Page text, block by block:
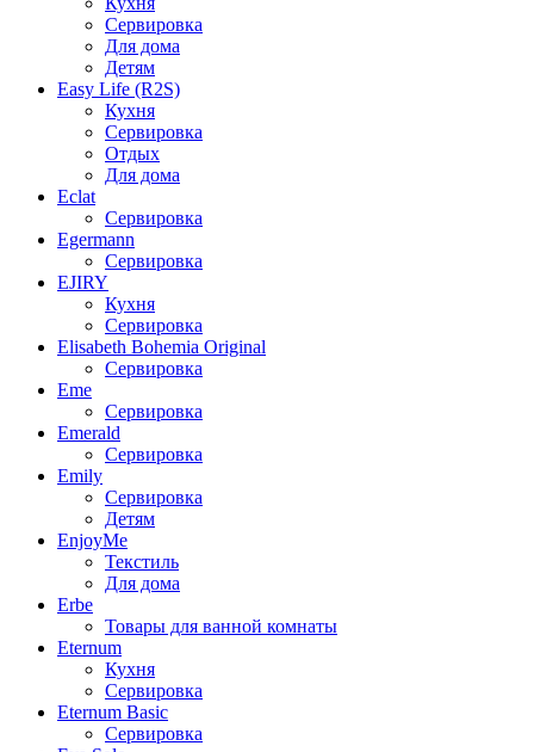
Сервировка
Для дома
Детям
Easy Life (R2S)
Кухня
Сервировка
Отдых
Для дома
Eclat
Сервировка
Egermann
Сервировка
EJIRY
Кухня
Сервировка
Elisabeth Bohemia Original
Сервировка
Eme
Сервировка
Emerald
Сервировка
Emily
Сервировка
Детям
EnjoyMe
Текстиль
Для дома
Erbe
Товары для ванной комнаты
Eternum
Кухня
Сервировка
Eternum Basic
Сервировка